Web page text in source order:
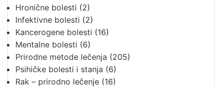
Hronične bolesti (2)
Infektivne bolesti (2)
Kancerogene bolesti (16)
Mentalne bolesti (6)
Prirodne metode lečenja (205)
Psihičke bolesti i stanja (6)
Rak – prirodno lečenje (16)